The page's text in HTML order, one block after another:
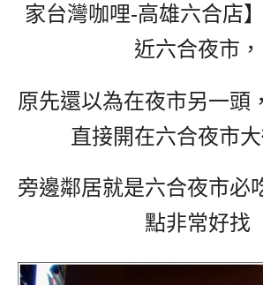
家台灣咖哩-高雄六合店】
近六合夜市，
原先還以為在夜市另一頭
直接開在六合夜市大
旁邊鄰居就是六合夜市必
點非常好找